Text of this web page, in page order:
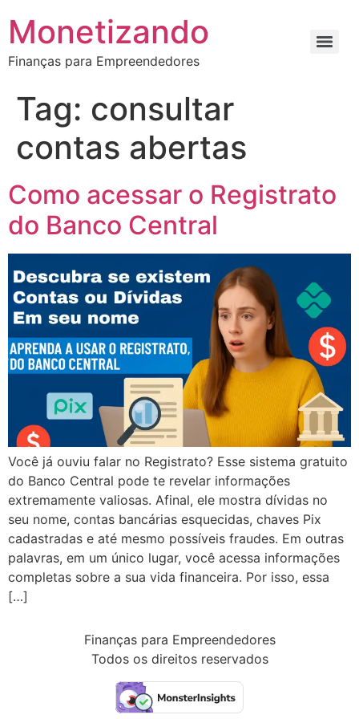
Monetizando
Finanças para Empreendedores
Tag: consultar
contas abertas
Como acessar o Registrato
do Banco Central
Você já ouviu falar no Registrato? Esse sistema gratuito
do Banco Central pode te revelar informações
extremamente valiosas. Afinal, ele mostra dívidas no
seu nome, contas bancárias esquecidas, chaves Pix
cadastradas e até mesmo possíveis fraudes. Em outras
palavras, em um único lugar, você acessa informações
completas sobre a sua vida financeira. Por isso, essa
[…]
Finanças para Empreendedores
Todos os direitos reservados